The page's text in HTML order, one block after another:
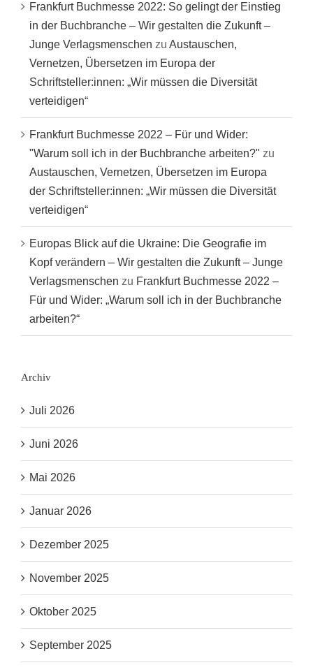
Frankfurt Buchmesse 2022: So gelingt der Einstieg
in der Buchbranche – Wir gestalten die Zukunft –
Junge Verlagsmenschen zu Austauschen,
Vernetzen, Übersetzen im Europa der
Schriftsteller:innen: „Wir müssen die Diversität
verteidigen“
Frankfurt Buchmesse 2022 – Für und Wider:
"Warum soll ich in der Buchbranche arbeiten?" zu
Austauschen, Vernetzen, Übersetzen im Europa
der Schriftsteller:innen: „Wir müssen die Diversität
verteidigen“
Europas Blick auf die Ukraine: Die Geografie im
Kopf verändern – Wir gestalten die Zukunft – Junge
Verlagsmenschen zu Frankfurt Buchmesse 2022 –
Für und Wider: „Warum soll ich in der Buchbranche
arbeiten?“
Archiv
Juli 2026
Juni 2026
Mai 2026
Januar 2026
Dezember 2025
November 2025
Oktober 2025
September 2025